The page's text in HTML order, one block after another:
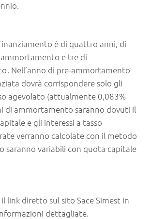
è di quattro anni, di
e tre di
Nell’anno di pre-ammortamento
dovrà corrispondere solo gli
agevolato (attualmente 0,083%
di ammortamento saranno dovuti il
e gli interessi a tasso
verranno calcolate con il metodo
saranno variabili con quota capitale
il link diretto sul sitoSace Simest in
dettagliate.